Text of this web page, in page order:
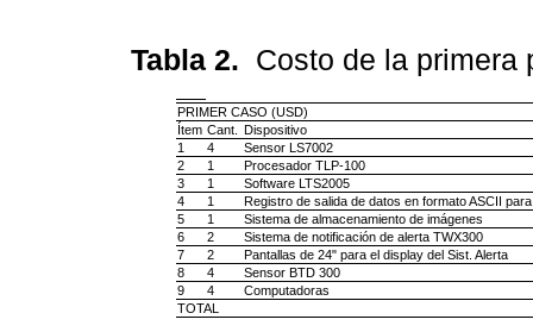
Tabla 2. Costo de la
PRIMER CASO (USD)
Ítem Cant.
Dispositivo
1
4
Sensor LS7002
2
1
Procesador TLP-100
3
1
Software LTS2005
4
1
Registro de salida de datos en formato ASCII
5
1
Sistema de almacenamiento de imágenes
6
2
Sistema de notificación de alerta TWX300
7
2
Pantallas de 24" para el display del Sist. Alerta
8
4
Sensor BTD 300
9
4
Computadoras
TOTAL